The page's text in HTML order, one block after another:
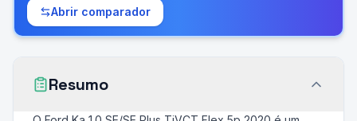
Abrir comparador
Resumo